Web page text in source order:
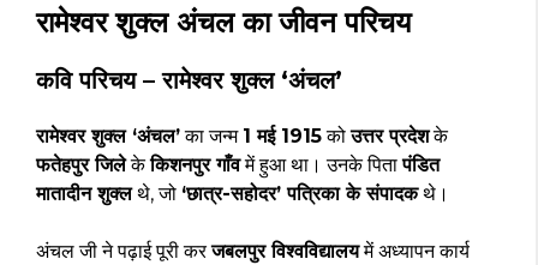
रामेश्वर शुक्ल अंचल का जीवन परिचय
कवि परिचय – रामेश्वर शुक्ल ‘अंचल’
रामेश्वर शुक्ल ‘अंचल’का जन्म 1 मई 1915कोउत्तर प्रदेशके
फतेहपुर जिलेकेकिशनपुर गाँवमें हुआ था। उनके पितापंडित
मातादीन शुक्लथे, जो ‘छात्र-सहोदर’ पत्रिका के संपादकथे।
अंचल जी ने पढ़ाई पूरी करजबलपुर विश्वविद्यालयमें अध्यापन कार्य